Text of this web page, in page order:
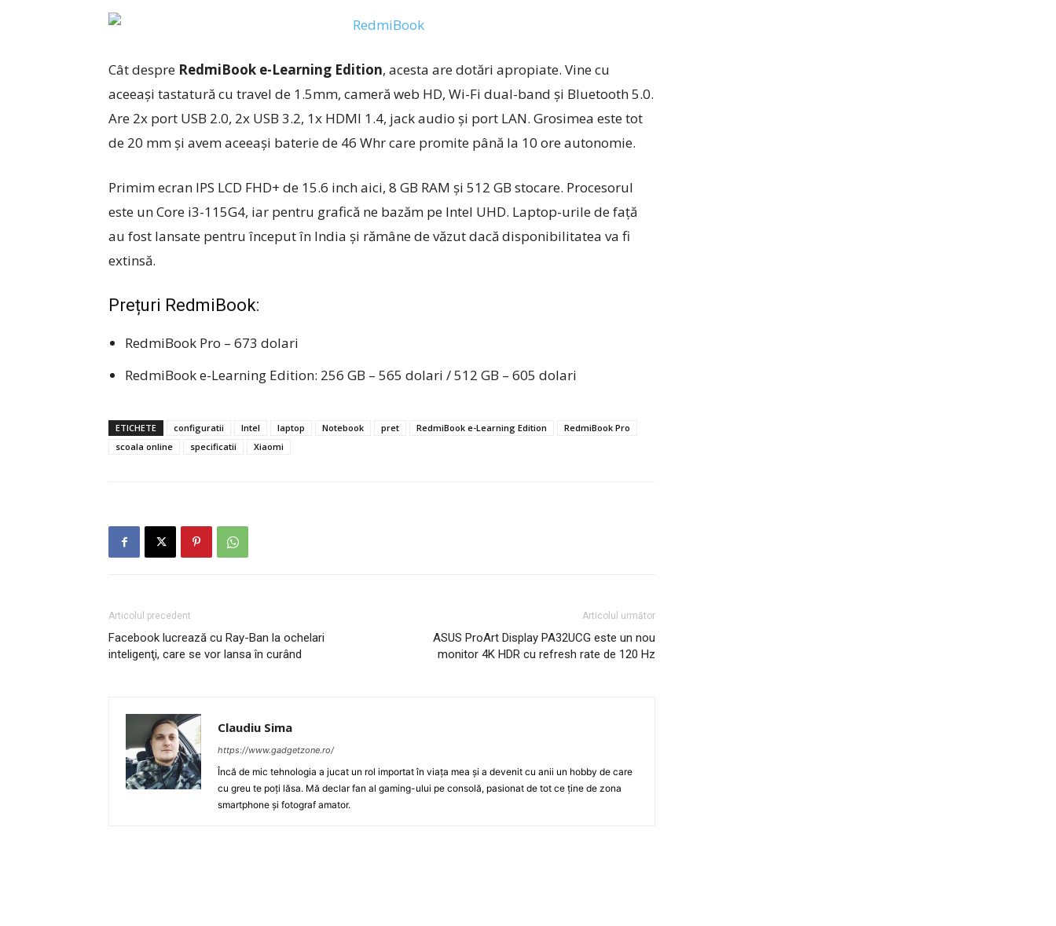
Cât despre RedmiBook e-Learning Edition, acesta are dotări apropiate. Vine cu
aceeași tastatură cu travel de 1.5mm, cameră web HD, Wi-Fi dual-band și Bluetooth 5.0.
Are 2x port USB 2.0, 2x USB 3.2, 1x HDMI 1.4, jack audio și port LAN. Grosimea este tot
de 20 mm și avem aceeași baterie de 46 Whr care promite până la 10 ore autonomie.
Primim ecran IPS LCD FHD+ de 15.6 inch aici, 8 GB RAM și 512 GB stocare. Procesorul
este un Core i3-115G4, iar pentru grafică ne bazăm pe Intel UHD. Laptop-urile de față
au fost lansate pentru început în India și rămâne de văzut dacă disponibilitatea va fi
extinsă.
Prețuri RedmiBook:
RedmiBook Pro – 673 dolari
RedmiBook e-Learning Edition: 256 GB – 565 dolari / 512 GB – 605 dolari
ETICHETE configuratii Intel laptop Notebook pret RedmiBook e-Learning Edition
RedmiBook Pro
scoala online
specificatii Xiaomi
Articolul precedent
Facebook lucrează cu Ray-Ban la ochelari
inteligenţi, care se vor lansa în curând
Articolul următor
ASUS ProArt Display PA32UCG este un nou
monitor 4K HDR cu refresh rate de 120 Hz
Claudiu Sima
https://www.gadgetzone.ro/
Încă de mic tehnologia a jucat un rol importat în viața mea și a devenit cu anii un hobby de care
cu greu te poți lăsa. Mă declar fan al gaming-ului pe consolă, pasionat de tot ce ține de zona
smartphone și fotograf amator.